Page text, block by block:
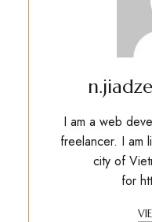
I am a web
freelancer. I am
city of
for